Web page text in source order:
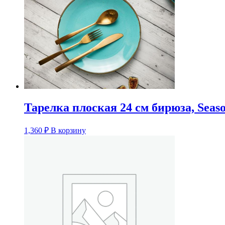
Тарелка плоская 24 см бирюза,
1,360 ₽ В корзину